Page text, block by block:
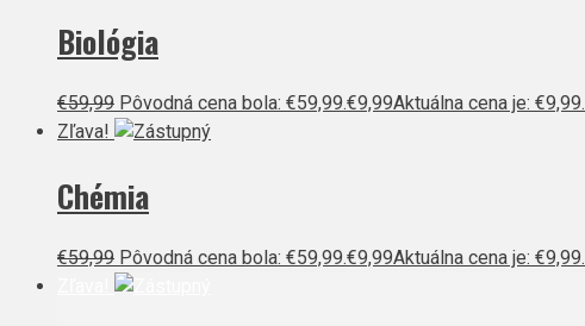
Biológia
€59,99 Pôvodná cena bola: €59,99.€9,99Aktuálna cena je: €9,99.
Zľava!
Chémia
€59,99 Pôvodná cena bola: €59,99.€9,99Aktuálna cena je: €9,99.